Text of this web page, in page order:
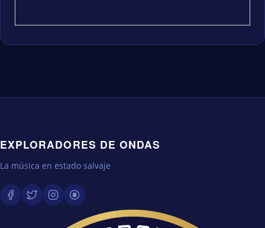
EXPLORADORES DE ONDAS
La música en estado salvaje